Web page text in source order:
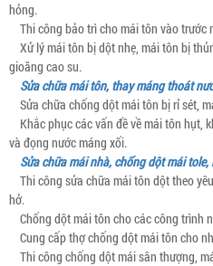
hỏng.
Thi công bảo trì cho mái tôn vào trước
Xử lý mái tôn bị dột nhẹ, mái tôn bị
gioăng cao su.
Sửa chữa mái tôn, thay máng thoát
Sửa chữa chống dột mái tôn bị rỉ sét,
Khắc phục các vấn đề về mái tôn hụt,
và đọng nước máng xối.
Sửa chữa mái nhà, chống dột mái
Thi công sửa chữa mái tôn dột theo
hở.
Chống dột mái tôn cho các công trình
Cung cấp thợ chống dột mái tôn cho
Thi công chống dột mái sân thượng,